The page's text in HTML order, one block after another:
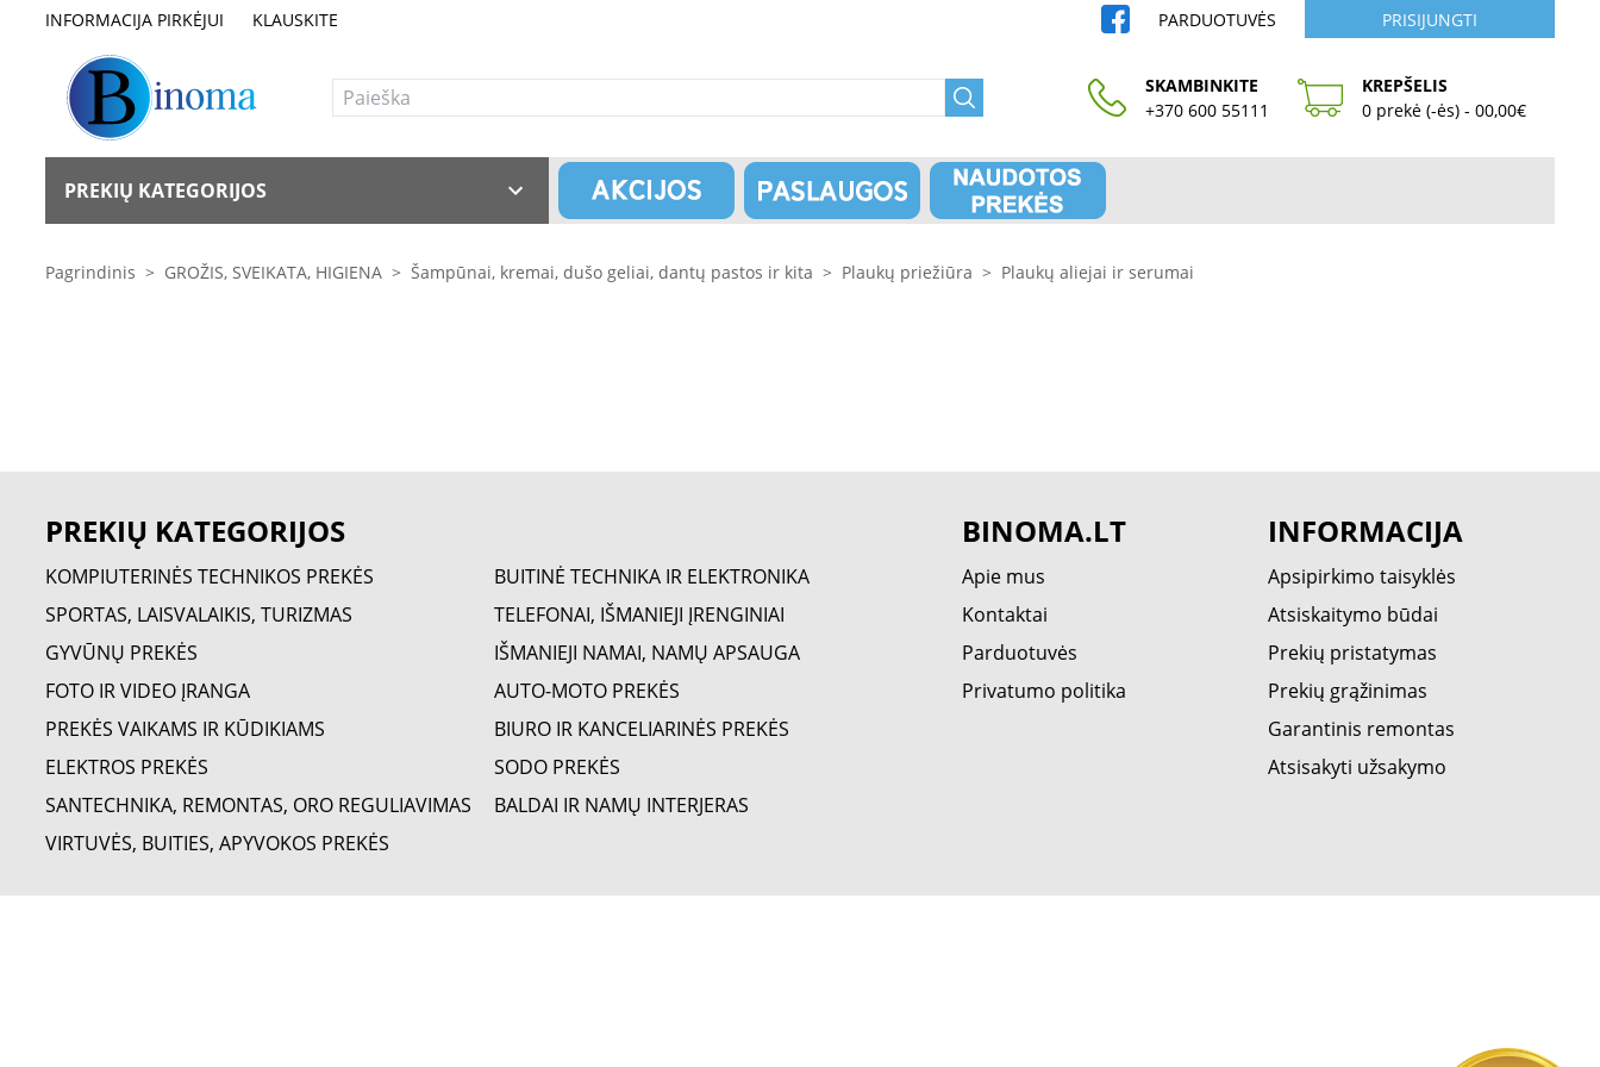
INFORMACIJA PIRKĖJUI KLAUSKITE PARDUOTUVĖS PRISIJUNGTI
SKAMBINKITE
+370 600 55111
KREPŠELIS
0 prekė (-ės) - 00,00€
PREKIŲ KATEGORIJOS
Pagrindinis > GROŽIS, SVEIKATA, HIGIENA > Šampūnai, kremai, dušo geliai, dantų pastos ir kita > Plaukų priežiūra > Plaukų aliejai ir serumai
PREKIŲ KATEGORIJOS
KOMPIUTERINĖS TECHNIKOS PREKĖS
BUITINĖ TECHNIKA IR ELEKTRONIKA
SPORTAS, LAISVALAIKIS, TURIZMAS
TELEFONAI, IŠMANIEJI ĮRENGINIAI
GYVŪNŲ PREKĖS
IŠMANIEJI NAMAI, NAMŲ APSAUGA
SANTECHNIKA, REMONTAS, ORO REGULIAVIMAS
FOTO IR VIDEO ĮRANGA
AUTO-MOTO PREKĖS
PREKĖS VAIKAMS IR KŪDIKIAMS
BIURO IR KANCELIARINĖS PREKĖS
ELEKTROS PREKĖS
SODO PREKĖS
BALDAI IR NAMŲ INTERJERAS
VIRTUVĖS, BUITIES, APYVOKOS PREKĖS
BINOMA.LT
Apie mus
Kontaktai
Parduotuvės
Privatumo politika
INFORMACIJA
Apsipirkimo taisyklės
Atsiskaitymo būdai
Prekių pristatymas
Prekių grąžinimas
Garantinis remontas
Atsisakyti užsakymo